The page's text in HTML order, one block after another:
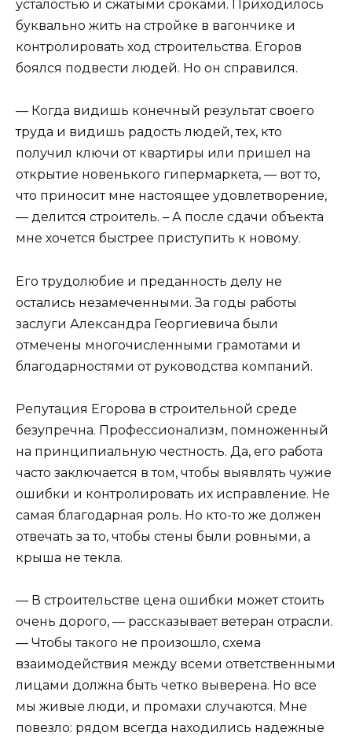
усталостью и сжатыми сроками. Приходилось
буквально жить на стройке в вагончике и
контролировать ход строительства. Егоров
боялся подвести людей. Но он справился.
— Когда видишь конечный результат своего
труда и видишь радость людей, тех, кто
получил ключи от квартиры или пришел на
открытие новенького гипермаркета, — вот то,
что приносит мне настоящее удовлетворение,
— делится строитель. – А после сдачи объекта
мне хочется быстрее приступить к новому.
Его трудолюбие и преданность делу не
остались незамеченными. За годы работы
заслуги Александра Георгиевича были
отмечены многочисленными грамотами и
благодарностями от руководства компаний.
Репутация Егорова в строительной среде
безупречна. Профессионализм, помноженный
на принципиальную честность. Да, его работа
часто заключается в том, чтобы выявлять чужие
ошибки и контролировать их исправление. Не
самая благодарная роль. Но кто-то же должен
отвечать за то, чтобы стены были ровными, а
крыша не текла.
— В строительстве цена ошибки может стоить
очень дорого, — рассказывает ветеран отрасли.
— Чтобы такого не произошло, схема
взаимодействия между всеми ответственными
лицами должна быть четко выверена. Но все
мы живые люди, и промахи случаются. Мне
повезло: рядом всегда находились надежные